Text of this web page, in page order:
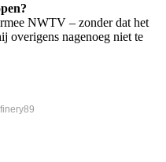
NWTV – zonder dat het
overigens nagenoeg niet te